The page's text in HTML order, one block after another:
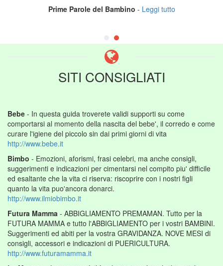
Prime Parole del Bambino - Leggi tutto
SITI CONSIGLIATI
Bebe - In questa guida troverete validi supporti su come
comportarsi al momento della nascita del bebe', il corredo e come
curare l'igiene del piccolo sin dai primi giorni di vita
http://www.bebe.it
Bimbo - Emozioni, aforismi, frasi celebri, ma anche consigli,
suggerimenti e indicazioni per cimentarsi nel compito piu' difficile
ed esaltante che la vita ci riserva: riscoprire con i nostri figli
quanto la vita puo'ancora donarci.
http://www.ilmiobimbo.it
Futura Mamma - ABBIGLIAMENTO PREMAMAN. Tutto per la
FUTURA MAMMA e tutto l'ABBIGLIAMENTO per i vostri BAMBINI.
Suggerimenti ed abiti per la vostra GRAVIDANZA. NOVE MESI di
consigli, accessori e indicazioni di PUERICULTURA.
http://www.futuramamma.it